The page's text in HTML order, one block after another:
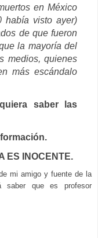
en México
había visto ayer)
de que fueron
la mayoría del
medios, quienes
más escándalo
saber las
ES INOCENTE.
mi amigo y fuente de la
saber que es profesor